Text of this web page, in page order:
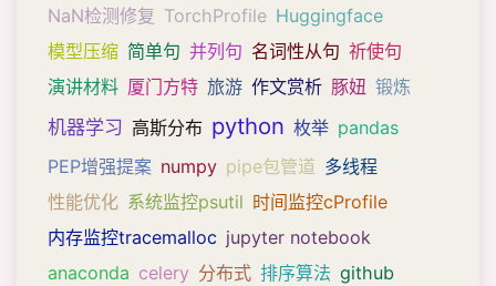
NaN检测修复 TorchProfile Huggingface
模型压缩 简单句 并列句 名词性从句 祈使句
演讲材料 厦门方特 旅游 作文赏析 豚妞 锻炼
机器学习 高斯分布 python 枚举 pandas
PEP增强提案 numpy pipe包管道 多线程
性能优化 系统监控psutil 时间监控cProfile
内存监控tracemalloc jupyter notebook
anaconda celery 分布式 排序算法 github